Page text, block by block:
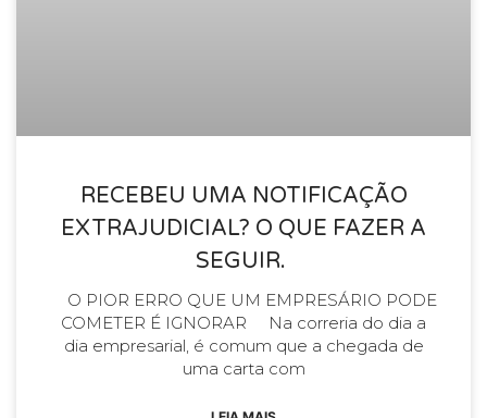
RECEBEU UMA NOTIFICAÇÃO
EXTRAJUDICIAL? O QUE FAZER A
SEGUIR.
O PIOR ERRO QUE UM EMPRESÁRIO PODE
COMETER É IGNORAR Na correria do dia a
dia empresarial, é comum que a chegada de
uma carta com